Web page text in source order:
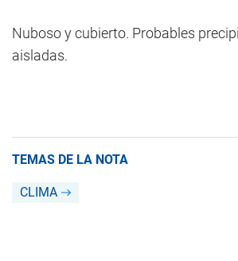
Nuboso y cubierto. Probables
aisladas.
TEMAS DE LA NOTA
CLIMA